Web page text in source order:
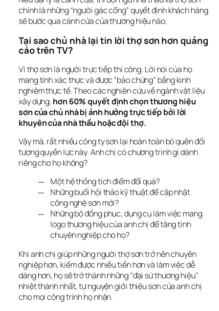
chính là những “người gác cổng” quyết định khách hàng
sẽ bước qua cánh cửa của thương hiệu nào.
Tại sao chủ nhà lại tin lời thợ sơn hơn quảng
cáo trên TV?
Vì thợ sơn là người trực tiếp thi công. Lời nói của họ
mang tính xác thực và được “bảo chứng” bằng kinh
nghiệm thực tế. Theo các nghiên cứu về ngành vật liệu
xây dựng, hơn 60% quyết định chọn thương hiệu
sơn của chủ nhà bị ảnh hưởng trực tiếp bởi lời
khuyên của nhà thầu hoặc đội thợ.
Vậy mà, rất nhiều công ty sơn lại hoàn toàn bỏ quên đối
tượng quyền lực này. Anh chị có chương trình gì dành
riêng cho họ không?
Một hệ thống tích điểm đổi quà?
Những buổi hội thảo kỹ thuật để cập nhật
công nghệ sơn mới?
Những bộ đồng phục, dụng cụ làm việc mang
logo thương hiệu của anh chị để tăng tính
chuyên nghiệp cho họ?
Khi anh chị giúp những người thợ sơn trở nên chuyên
nghiệp hơn, kiếm được nhiều tiền hơn và làm việc dễ
dàng hơn, họ sẽ trở thành những “đại sứ thương hiệu”
nhiệt thành nhất, tự nguyện giới thiệu sơn của anh chị
cho mọi công trình họ nhận.